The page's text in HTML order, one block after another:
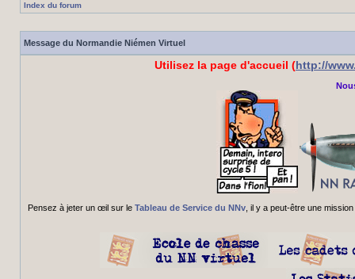
Index du forum
Message du Normandie Niémen Virtuel
Utilisez la page d'accueil (http://
Pensez à jeter un œil sur le Tableau de Service du NNv, il y a peut-être une